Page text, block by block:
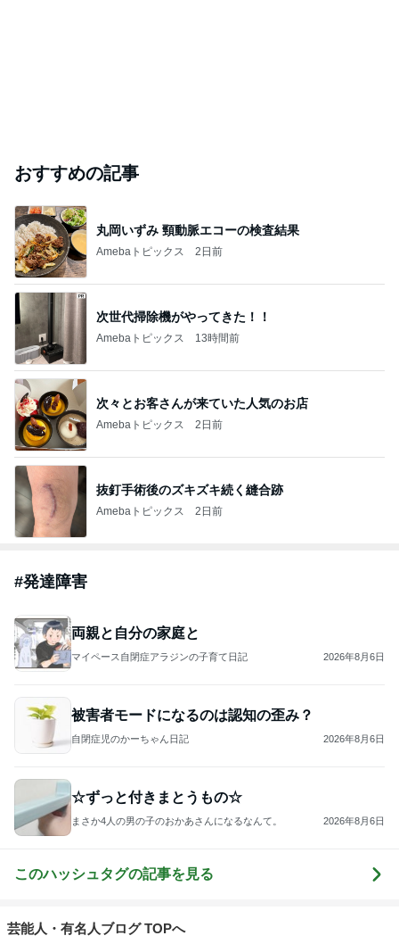
おすすめの記事
丸岡いずみ 頸動脈エコーの検査結果
Amebaトピックス 2日前
次世代掃除機がやってきた！！
Amebaトピックス 13時間前
次々とお客さんが来ていた人気のお店
Amebaトピックス 2日前
抜釘手術後のズキズキ続く縫合跡
Amebaトピックス 2日前
#発達障害
両親と自分の家庭と
マイペース自閉症アラジンの子育て日記 2026年8月6日
被害者モードになるのは認知の歪み？
自閉症児のかーちゃん日記 2026年8月6日
☆ずっと付きまとうもの☆
まさか4人の男の子のおかあさんになるなんて。 2026年8月6日
このハッシュタグの記事を見る
芸能人・有名人ブログ TOPへ